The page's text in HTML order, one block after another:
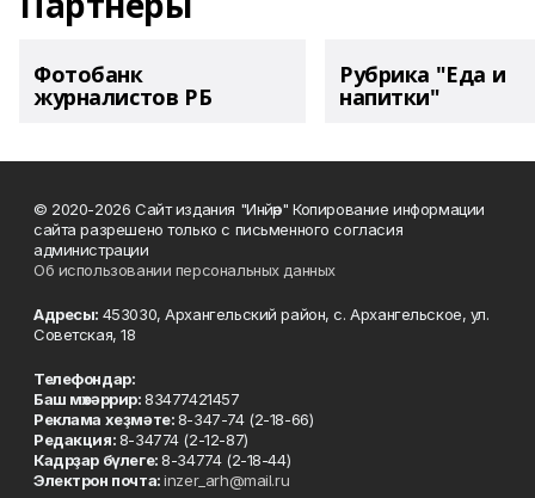
Фотобанк
журналистов РБ
Рубрика "Еда и
напитки"
© 2020-2026 Сайт издания "Инйәр" Копирование информации
сайта разрешено только с письменного согласия
администрации
Об использовании персональных данных
Адресы: 453030, Архангельский район, с. Архангельское, ул.
Советская, 18
Телефондар:
Баш мөхәррир:83477421457
Реклама хеҙмәте:8-347-74 (2-18-66)
Редакция:8-34774 (2-12-87)
Кадрҙар бүлеге:8-34774 (2-18-44)
Электрон почта:inzer_arh@mail.ru